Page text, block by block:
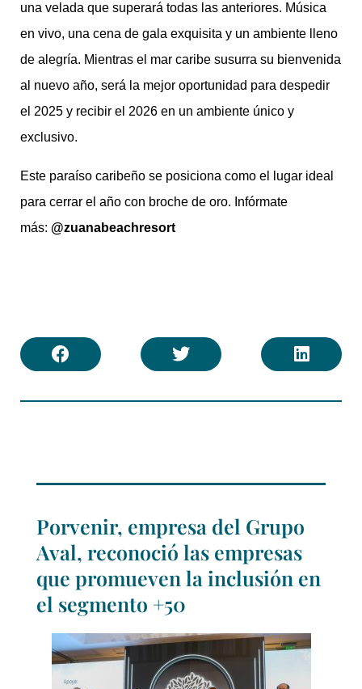
una velada que superará todas las anteriores. Música
en vivo, una cena de gala exquisita y un ambiente lleno
de alegría. Mientras el mar caribe susurra su bienvenida
al nuevo año, será la mejor oportunidad para despedir
el 2025 y recibir el 2026 en un ambiente único y
exclusivo.
Este paraíso caribeño se posiciona como el lugar ideal
para cerrar el año con broche de oro. Infórmate
más: @zuanabeachresort
Porvenir, empresa del Grupo
Aval, reconoció las empresas
que promueven la inclusión en
el segmento +50